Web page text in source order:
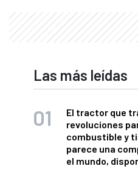
Las más leídas
El tractor que
revoluciones
combustible y
parece una
el mundo,